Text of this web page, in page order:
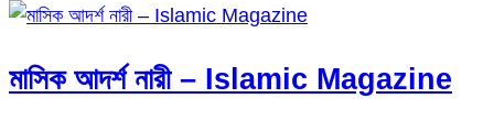
মাসিক আদর্শ নারী – Islamic Magazine